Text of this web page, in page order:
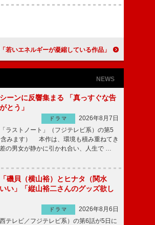
ちゃぶりに「イライラしていた」 門脇麦「若いエネルギーが凝縮している作品」
NEWS
ーンに反響集まる 「真っすぐな告
とう」
ドラマ
2026年8月7日
ラストノート」（フジテレビ系）の第5
みます） 本作は、環境も積み重ねてき
の男女が静かに引かれ合い、人生で …
磯貝（横山裕）とヒナタ（関水
い」「縦山裕二さんのグッズ欲し
ドラマ
2026年8月6日
テレビ／フジテレビ系）の第6話が5日に